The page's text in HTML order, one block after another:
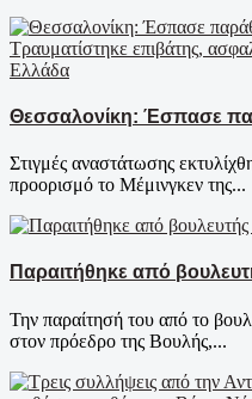
Ελλάδα
Θεσσαλονίκη: Έσπασε
Στιγμές αναστάτωσης
προορισμό το Μέμινγκεν της...
Παραιτήθηκε από
Την παραίτησή του από το
στον πρόεδρο της Βουλής,...